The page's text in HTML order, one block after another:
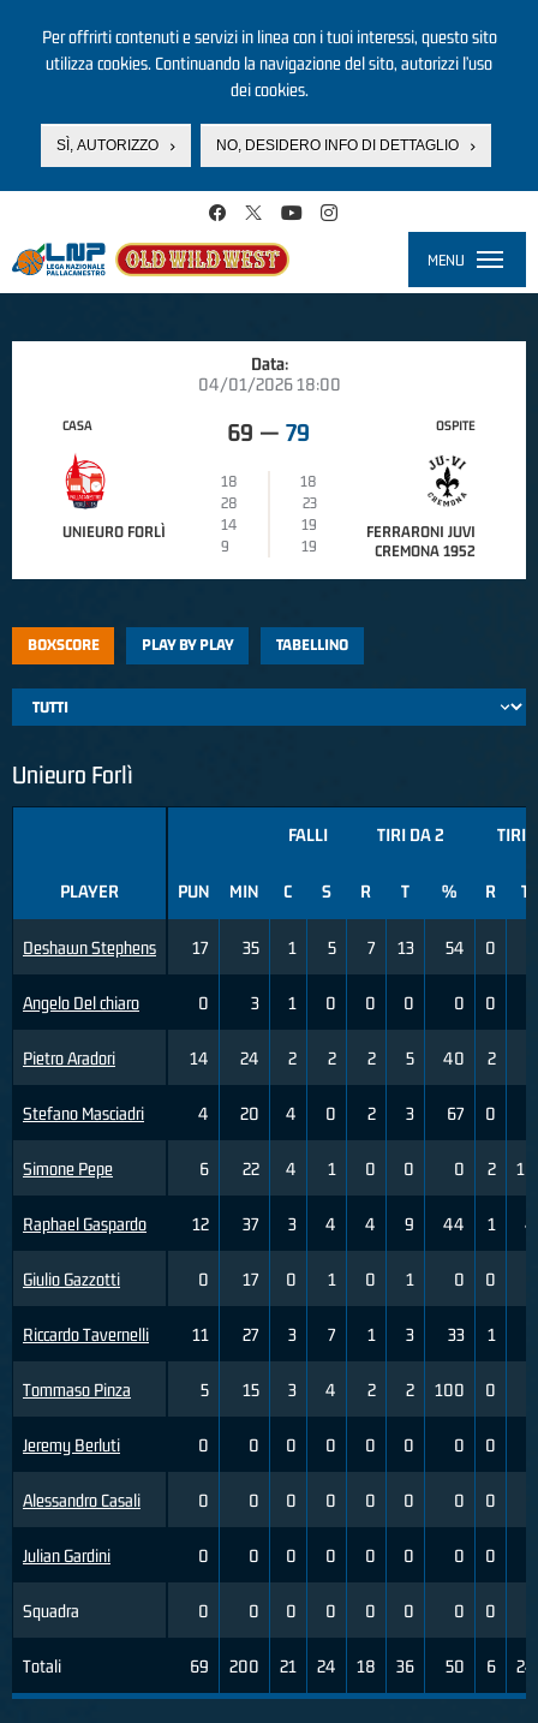
Per offrirti contenuti e servizi in linea con i tuoi interessi, questo sito
utilizza cookies. Continuando la navigazione del sito, autorizzi l’uso
dei cookies.
SÌ, AUTORIZZO NO, DESIDERO INFO DI DETTAGLIO
MENU
Data:
04/01/2026 18:00
CASA
UNIEURO FORLÌ
69 — 79
18
18
28
23
14
19
9
19
OSPITE
FERRARONI JUVI
CREMONA 1952
BOXSCORE PLAY BY PLAY TABELLINO
Unieuro Forlì
PLAYER
Deshawn Stephens
Angelo Del chiaro
Pietro Aradori
Stefano Masciadri
Simone Pepe
Raphael Gaspardo
Giulio Gazzotti
Riccardo Tavernelli
Tommaso Pinza
Jeremy Berluti
Alessandro Casali
Julian Gardini
Squadra
Totali
FALLI TIRI DA 2 TIRI
PUN MIN C S R T % R T
17 35 1 5 7 13 54 0
0 3 1 0 0 0 0 0
14 24 2 2 2 5 40 2
4 20 4 0 2 3 67 0
6 22 4 1 0 0 0 2 10
12 37 3 4 4 9 44 1 4
0 17 0 1 0 1 0 0
11 27 3 7 1 3 33 1
5 15 3 4 2 2 100 0
0 0 0 0 0 0 0 0
0 0 0 0 0 0 0 0
0 0 0 0 0 0 0 0
0 0 0 0 0 0 0 0
69 200 21 24 18 36 50 6 24